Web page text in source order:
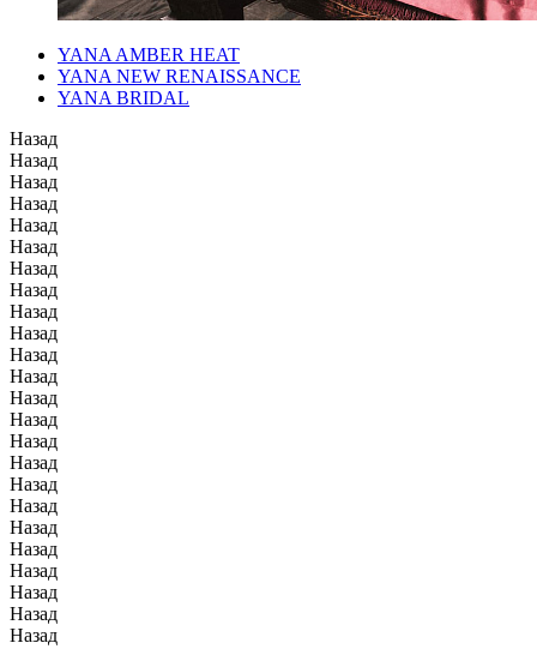
YANA AMBER HEAT
YANA NEW RENAISSANCE
YANA BRIDAL
Назад
Назад
Назад
Назад
Назад
Назад
Назад
Назад
Назад
Назад
Назад
Назад
Назад
Назад
Назад
Назад
Назад
Назад
Назад
Назад
Назад
Назад
Назад
Назад